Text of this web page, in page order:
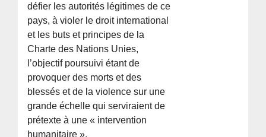
défier les autorités légitimes de ce
pays, à violer le droit international
et les buts et principes de la
Charte des Nations Unies,
l’objectif poursuivi étant de
provoquer des morts et des
blessés et de la violence sur une
grande échelle qui serviraient de
prétexte à une « intervention
humanitaire ».